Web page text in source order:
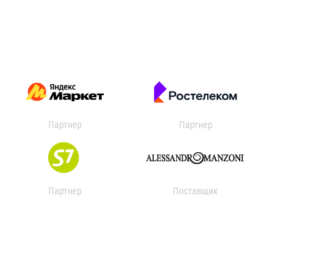
Партнер Партнер
Партнер Поставщик